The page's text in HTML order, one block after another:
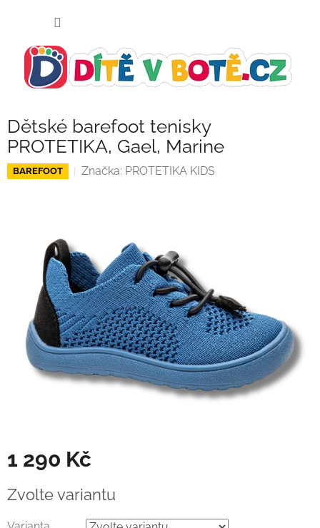
Dětské barefoot tenisky
PROTETIKA, Gael, Marine
BAREFOOT Značka: PROTETIKA KIDS
1 290 Kč
cena:
Zvolte variantu